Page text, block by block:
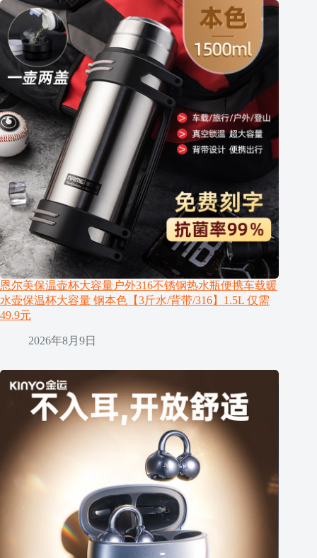
恩尔美保温壶杯大容量户外316不锈钢热水瓶便携车载暖
水壶保温杯大容量 钢本色【3斤水/背带/316】1.5L 仅需
49.9元
2026年8月9日